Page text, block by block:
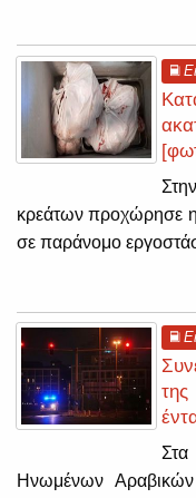
κρεάτων προχώρησε η
σε παράνομο
Ηνωμένων Αραβικών